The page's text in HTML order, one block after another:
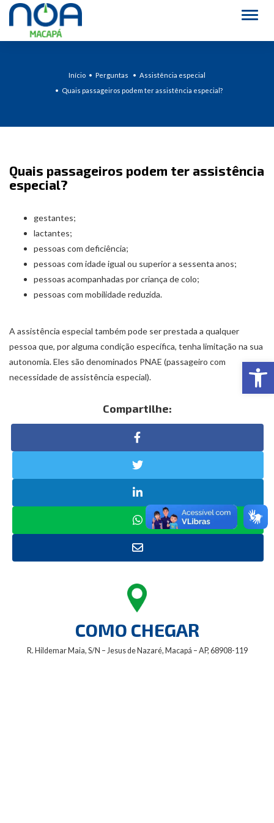
Início Perguntas
Assistência especial
Quais passageiros podem ter assistência especial?
Quais passageiros podem ter assistência
especial?
gestantes;
lactantes;
pessoas com deficiência;
pessoas com idade igual ou superior a sessenta anos;
pessoas acompanhadas por criança de colo;
pessoas com mobilidade reduzida.
A assistência especial também pode ser prestada a qualquer
pessoa que, por alguma condição específica, tenha limitação na sua
autonomia. Eles são denominados PNAE (passageiro com
necessidade de assistência especial).
Compartilhe:
COMO CHEGAR
R. Hildemar Maia, S/N – Jesus de Nazaré, Macapá – AP, 68908-119